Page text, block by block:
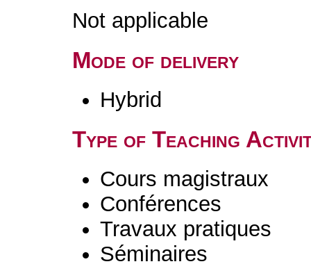
Not applicable
Mode of delivery
Hybrid
Type of Teaching
Cours magistraux
Conférences
Travaux pratiques
Séminaires